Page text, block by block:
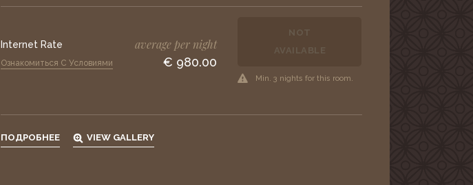
Internet Rate
Ознакомиться С Условиями
average per night
€ 980.00
NOT
AVAILABLE
Min. 3 nights for this room.
ПОДРОБНЕЕ VIEW GALLERY